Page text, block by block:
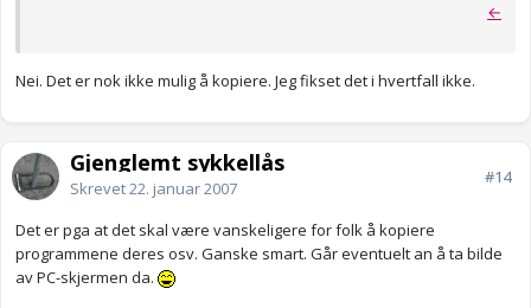
←
Nei. Det er nok ikke mulig å kopiere. Jeg fikset det i hvertfall ikke.
Gjenglemt sykkellås
Skrevet22. januar 2007
#14
Det er pga at det skal være vanskeligere for folk å kopiere
programmene deres osv. Ganske smart. Går eventuelt an å ta bilde
av PC-skjermen da.